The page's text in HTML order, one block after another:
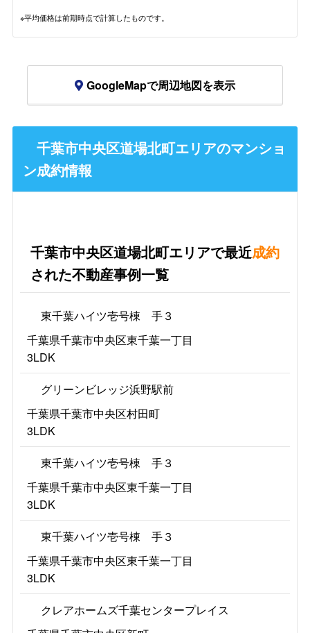
※平均価格は前期時点で計算したものです。
GoogleMapで周辺地図を表示
千葉市中央区道場北町エリアのマンショ
ン成約情報
千葉市中央区道場北町エリアで最近成約
された不動産事例一覧
東千葉ハイツ壱号棟 手３
千葉県千葉市中央区東千葉一丁目
3LDK
グリーンビレッジ浜野駅前
千葉県千葉市中央区村田町
3LDK
東千葉ハイツ壱号棟 手３
千葉県千葉市中央区東千葉一丁目
3LDK
東千葉ハイツ壱号棟 手３
千葉県千葉市中央区東千葉一丁目
3LDK
クレアホームズ千葉センタープレイス